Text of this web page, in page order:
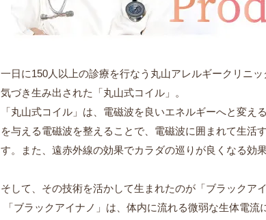
一日に150人以上の診療を行なう丸山アレルギークリニ
気づき生み出された「丸山式コイル」。
「丸山式コイル」は、電磁波を良いエネルギーへと変
を与える電磁波を整えることで、電磁波に囲まれて生活
す。また、遠赤外線の効果でカラダの巡りが良くなる効
そして、その技術を活かして生まれたのが「ブラックアイ
「ブラックアイナノ」は、体内に流れる微弱な生体電流